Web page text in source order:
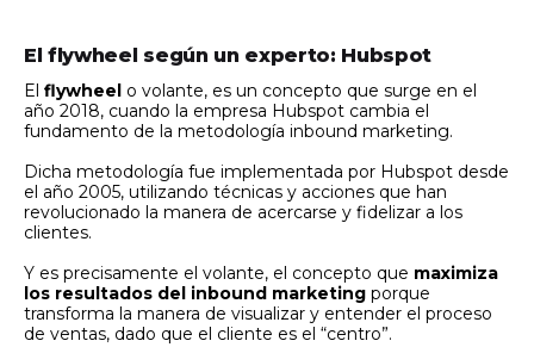
El flywheel según un experto: Hubspot
El flywheel o volante, es un concepto que surge en el
año 2018, cuando la empresa Hubspot cambia el
fundamento de la metodología inbound marketing.
Dicha metodología fue implementada por Hubspot desde
el año 2005, utilizando técnicas y acciones que han
revolucionado la manera de acercarse y fidelizar a los
clientes.
Y es precisamente el volante, el concepto que maximiza
los resultados del inbound marketing porque
transforma la manera de visualizar y entender el proceso
de ventas, dado que el cliente es el “centro”.